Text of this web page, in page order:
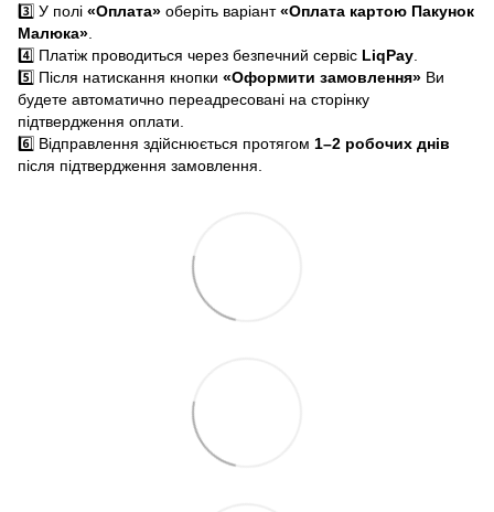
3️⃣ У полі «Оплата» оберіть варіант«Оплата картою Пакунок
Малюка»
4️⃣ Платіж проводиться через безпечний сервіс LiqPay
5️⃣ Після натискання кнопки «Оформити замовлення» Ви
будете автоматично переадресовані на сторінку
підтвердження оплати.
6️⃣ Відправлення здійснюється протягом 1–2 робочих днів
після підтвердження замовлення.